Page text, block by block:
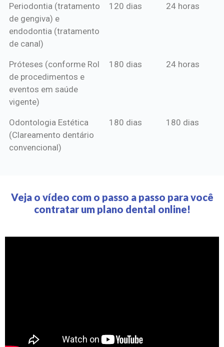
Periodontia (tratamento
de gengiva) e
endodontia (tratamento
de canal)
120 dias 24 horas
Próteses (conforme Rol
de procedimentos e
eventos em saúde
vigente)
180 dias 24 horas
Odontologia Estética
(Clareamento dentário
convencional)
180 dias 180 dias
Veja o vídeo com o passo a passo para você
contratar um plano dental online!